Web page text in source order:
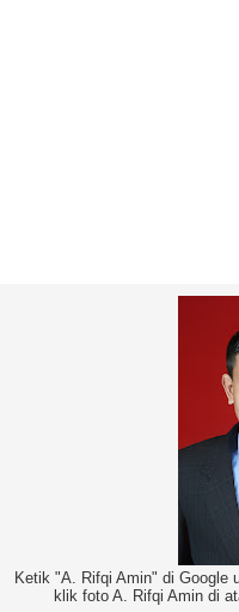
Ketik "A. Rifqi Amin" di Google
klik foto A. Rifqi Amin di